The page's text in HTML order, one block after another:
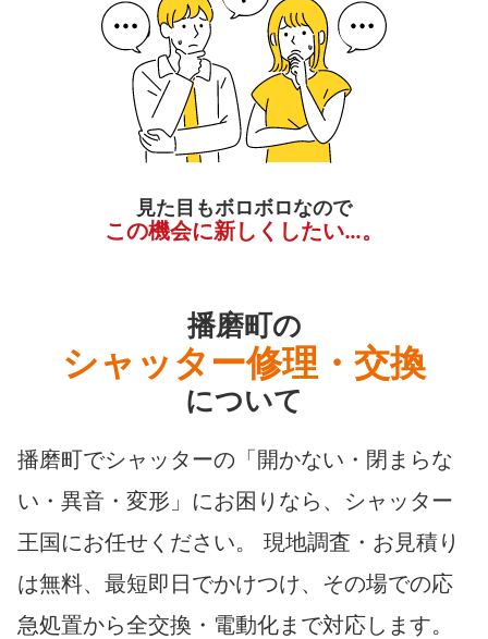
見た目もボロボロなので
この機会に新しくしたい…。
播磨町の
シャッター修理・交換
について
播磨町でシャッターの「開かない・閉まらな
い・異音・変形」にお困りなら、シャッター
王国にお任せください。 現地調査・お見積り
は無料、最短即日でかけつけ、その場での応
急処置から全交換・電動化まで対応します。